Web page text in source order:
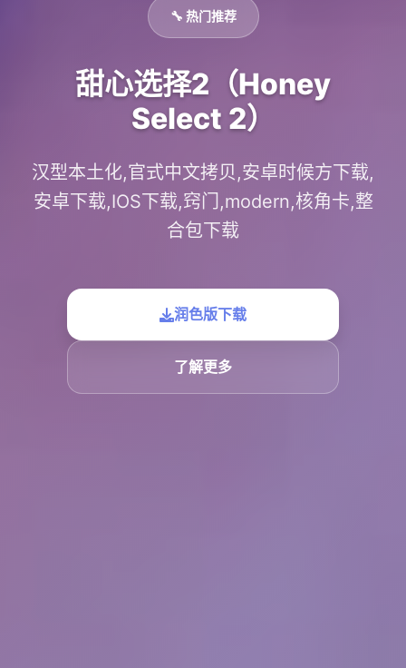
🔧 热门推荐
甜心选择2（Honey
Select 2）
汉型本土化,官式中文拷贝,安卓时候方下载,
安卓下载,IOS下载,窍门,modern,核角卡,整
合包下载
润色版下载
了解更多